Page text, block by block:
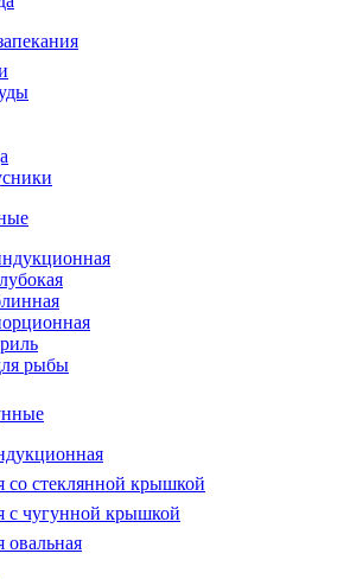
рыбы
со стеклянной крышкой
с чугунной крышкой
овальная